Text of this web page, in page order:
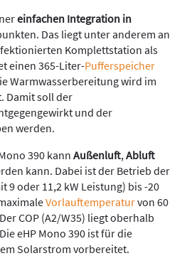
einfachen Integration in
Das liegt unter anderem an
Komplettstation als
einen 365-Liter-Pufferspeicher
Warmwasserbereitung wird im
Damit soll der
und der
werden.
390 kann Außenluft,Abluft
kann. Dabei ist der Betrieb der
9 oder 11,2 kW Leistung) bis -20
Vorlauftemperaturvon 60
COP (A2/W35) liegt oberhalb
eHP Mono 390 ist für die
Solarstrom vorbereitet.